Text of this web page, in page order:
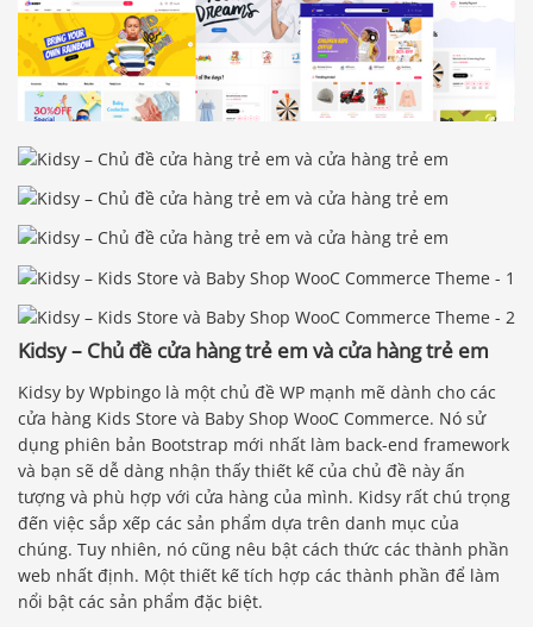
Kidsy – Chủ đề cửa hàng trẻ em và cửa hàng trẻ em
Kidsy by Wpbingo là một chủ đề WP mạnh mẽ dành cho các
cửa hàng Kids Store và Baby Shop WooC Commerce. Nó sử
dụng phiên bản Bootstrap mới nhất làm back-end framework
và bạn sẽ dễ dàng nhận thấy thiết kế của chủ đề này ấn
tượng và phù hợp với cửa hàng của mình. Kidsy rất chú trọng
đến việc sắp xếp các sản phẩm dựa trên danh mục của
chúng. Tuy nhiên, nó cũng nêu bật cách thức các thành phần
web nhất định. Một thiết kế tích hợp các thành phần để làm
nổi bật các sản phẩm đặc biệt.